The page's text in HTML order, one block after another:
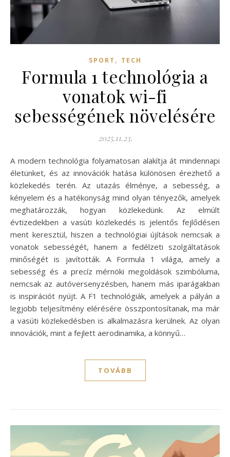
SPORT , TECH
Formula 1 technológia a
vonatok wi-fi
sebességének növelésére
2025.11.23.
A modern technológia folyamatosan alakítja át mindennapi
életünket, és az innovációk hatása különösen érezhető a
közlekedés terén. Az utazás élménye, a sebesség, a
kényelem és a hatékonyság mind olyan tényezők, amelyek
meghatározzák, hogyan közlekedünk. Az elmúlt
évtizedekben a vasúti közlekedés is jelentős fejlődésen
ment keresztül, hiszen a technológiai újítások nemcsak a
vonatok sebességét, hanem a fedélzeti szolgáltatások
minőségét is javították. A Formula 1 világa, amely a
sebesség és a precíz mérnöki megoldások szimbóluma,
nemcsak az autóversenyzésben, hanem más iparágakban
is inspirációt nyújt. A F1 technológiák, amelyek a pályán a
legjobb teljesítmény elérésére összpontosítanak, ma már
a vasúti közlekedésben is alkalmazásra kerülnek. Az olyan
innovációk, mint a fejlett aerodinamika, a könnyű…
TOVÁBB